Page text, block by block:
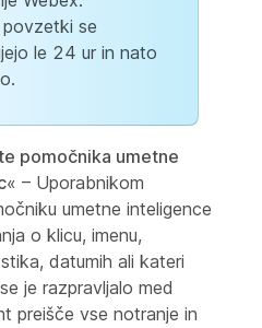
povzetki se
le 24 ur in nato
pomočnika umetne
« – Uporabnikom
umetne inteligence
o klicu, imenu,
datumih ali kateri
je razpravljalo med
preišče vse notranje in